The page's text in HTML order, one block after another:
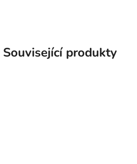
Související produkty